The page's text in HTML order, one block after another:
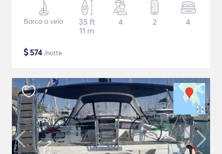
Barca a vela
35 ft
11 m
4 2 4
$574/notte